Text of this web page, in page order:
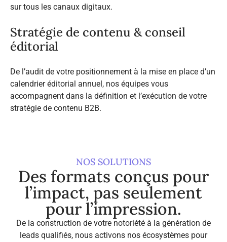
sur tous les canaux digitaux.
Stratégie de contenu & conseil
éditorial
De l’audit de votre positionnement à la mise en place d’un
calendrier éditorial annuel, nos équipes vous
accompagnent dans la définition et l’exécution de votre
stratégie de contenu B2B.
NOS SOLUTIONS
Des formats conçus pour
l’impact, pas seulement
pour l’impression.
De la construction de votre notoriété à la génération de
leads qualifiés, nous activons nos écosystèmes pour